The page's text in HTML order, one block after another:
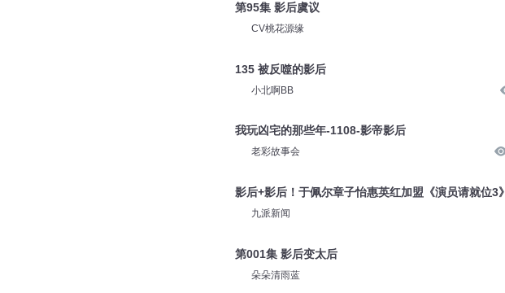
第95集 影后虞议
CV桃花源缘
135 被反噬的影后
小北啊BB
我玩凶宅的那些年-1108-影帝影后
老彩故事会
影后+影后！于佩尔章子怡惠英红加盟《演员请就位3》
九派新闻
第001集 影后变太后
朵朵清雨蓝